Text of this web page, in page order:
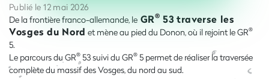
Publié le 12 mai 2026
De la frontière franco-allemande, le GR® 53 traverse les
Vosges du Nord et mène au pied du Donon, où il rejoint le GR®
5.
Le parcours du GR® 53 suivi du GR® 5 permet de réaliser la traversée
complète du massif des Vosges, du nord au sud.